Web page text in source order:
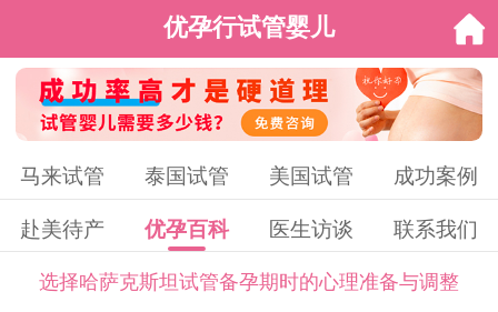
优孕行试管婴儿
马来试管 泰国试管 美国试管 成功案例
赴美待产 优孕百科 医生访谈 联系我们
选择哈萨克斯坦试管备孕期时的心理准备与调整